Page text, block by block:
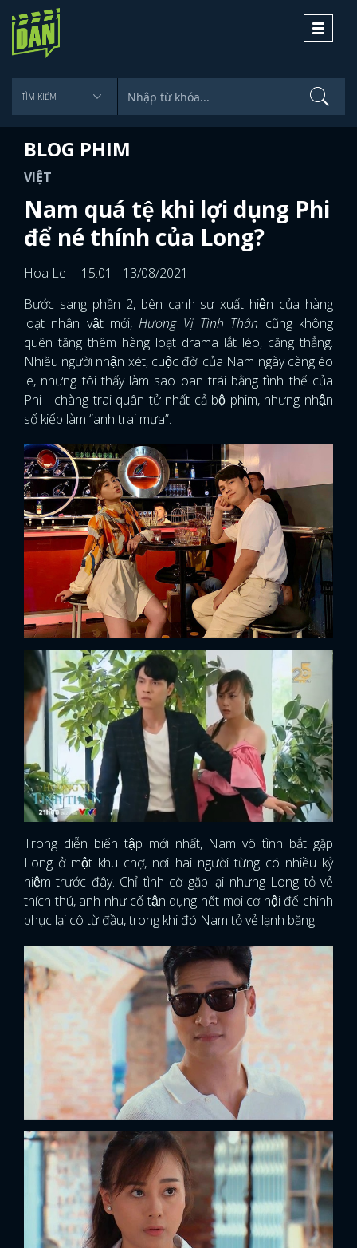
Toggle
BLOG PHIM
VIỆT
Nam quá tệ khi lợi dụng Phi
để né thính của Long?
Hoa Le
15:01 - 13/08/2021
Bước sang phần 2, bên cạnh sự xuất hiện của hàng
loạt nhân vật mới,Hương Vị Tình Thân cũng không
quên tăng thêm hàng loạt drama lắt léo, căng thẳng.
Nhiều người nhận xét, cuộc đời của Nam ngày càng éo
le, nhưng tôi thấy làm sao oan trái bằng tình thế của
Phi - chàng trai quân tử nhất cả bộ phim, nhưng nhận
số kiếp làm “anh trai mưa”.
Trong diễn biến tập mới nhất, Nam vô tình bắt gặp
Long ở một khu chợ, nơi hai người từng có nhiều kỷ
niệm trước đây. Chỉ tình cờ gặp lại nhưng Long tỏ vẻ
thích thú, anh như cố tận dụng hết mọi cơ hội để chinh
phục lại cô từ đầu, trong khi đó Nam tỏ vẻ lạnh băng.